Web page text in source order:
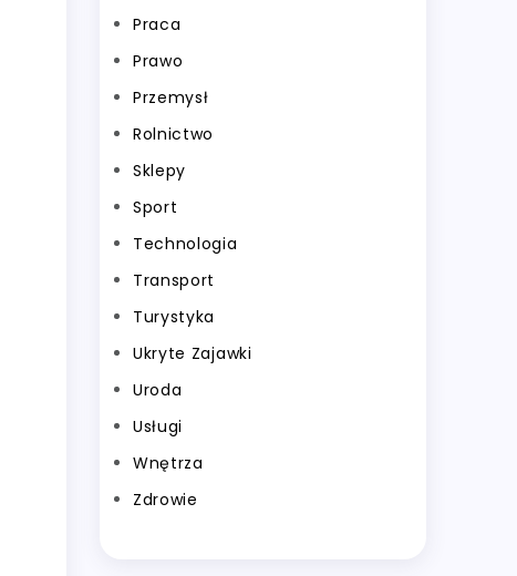
Praca
Prawo
Przemysł
Rolnictwo
Sklepy
Sport
Technologia
Transport
Turystyka
Ukryte Zajawki
Uroda
Usługi
Wnętrza
Zdrowie